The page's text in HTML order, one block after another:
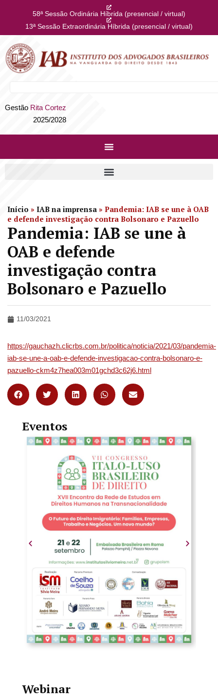
58ª Sessão Ordinária Híbrida (presencial / virtual)
13ª Sessão Extraordinária Híbrida (presencial / virtual)
Gestão Rita Cortez
2025/2028
Início » IAB na imprensa » Pandemia: IAB se une à OAB
e defende investigação contra Bolsonaro e Pazuello
Pandemia: IAB se une à
OAB e defende
investigação contra
Bolsonaro e Pazuello
11/03/2021
https://gauchazh.clicrbs.com.br/politica/noticia/2021/03/pandemia-
iab-se-une-a-oab-e-defende-investigacao-contra-bolsonaro-e-
pazuello-ckm4z7hea003m01gchd3c62j6.html
Eventos
Webinar